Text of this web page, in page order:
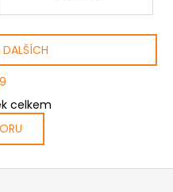
celkem